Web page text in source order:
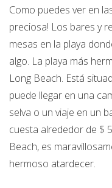
Como puedes ver en
preciosa! Los bares y
mesas en la playa
algo. La playa más
Long Beach. Está
puede llegar en una
selva o un viaje en un
cuesta alrededor de $
Beach, es
hermoso atardecer.